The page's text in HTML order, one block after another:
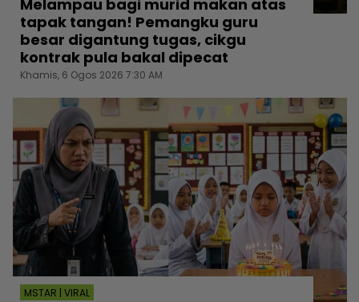
Melampau bagi murid makan atas
tapak tangan! Pemangku guru
besar digantung tugas, cikgu
kontrak pula bakal dipecat
Khamis, 6 Ogos 2026 7:30 AM
MSTAR | VIRAL